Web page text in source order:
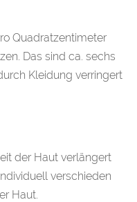
Quadratzentimeter
Das sind ca. sechs
Kleidung verringert
der Haut verlängert
verschieden
Haut.